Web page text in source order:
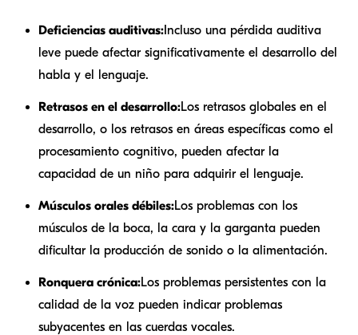
Deficiencias auditivas: Incluso una pérdida auditiva
leve puede afectar significativamente el desarrollo del
habla y el lenguaje.
Retrasos en el desarrollo:Los retrasos globales en el
desarrollo, o los retrasos en áreas específicas como el
procesamiento cognitivo, pueden afectar la
capacidad de un niño para adquirir el lenguaje.
Músculos orales débiles:Los problemas con los
músculos de la boca, la cara y la garganta pueden
dificultar la producción de sonido o la alimentación.
Ronquera crónica:Los problemas persistentes con la
calidad de la voz pueden indicar problemas
subyacentes en las cuerdas vocales.